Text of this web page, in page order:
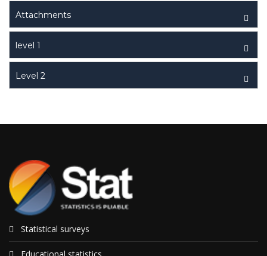
Attachments
level 1
Level 2
Statistical surveys